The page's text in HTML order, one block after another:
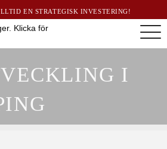
EN STRATEGISK INVESTERING!
I